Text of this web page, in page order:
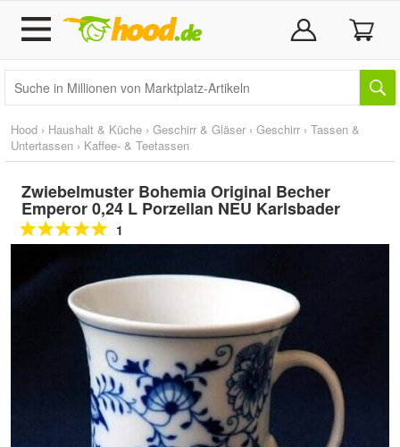
Hood › Haushalt & Küche › Geschirr & Gläser › Geschirr › Tassen &
Untertassen › Kaffee- & Teetassen
Zwiebelmuster Bohemia Original Becher
Emperor 0,24 L Porzellan NEU Karlsbader
1